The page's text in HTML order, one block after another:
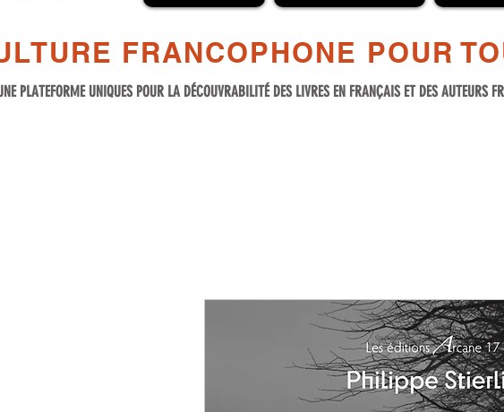
FRANCOPHONE POUR
PLATEFORME UNIQUES POUR LA DÉCOUVRABILITÉ DES LIVRES EN FRANÇAIS ET DES AUTEURS